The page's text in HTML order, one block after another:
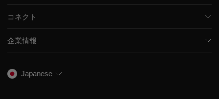
統合ソリューション
スペクトルライブラリ
環境分析
法医学ソリューション
コネクト
トレーニング
キャリア
企業情報
プレスリリース
Japanese